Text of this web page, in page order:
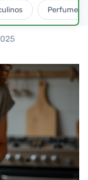
Perfumes